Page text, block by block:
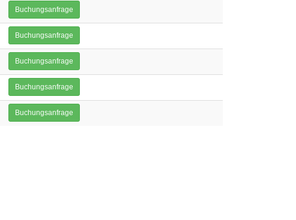
Buchungsanfrage
Buchungsanfrage
Buchungsanfrage
Buchungsanfrage
Buchungsanfrage